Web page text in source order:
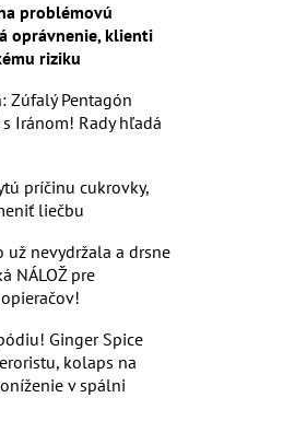
problémovú
oprávnenie, klienti
riziku
Zúfalý Pentagón
Iránom! Rady hľadá
príčinu cukrovky,
liečbu
už nevydržala a drsne
NÁLOŽ pre
Ginger Spice
kolaps na
v spálni